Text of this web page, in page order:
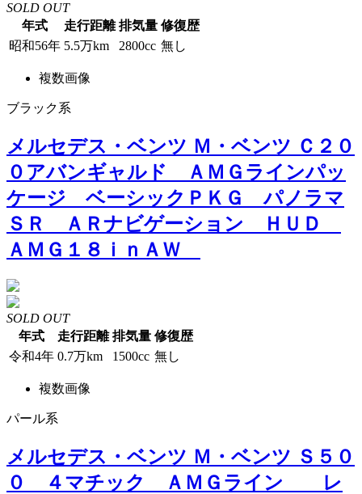
SOLD OUT
年式
走行距離 排気量 修復歴
昭和56年 5.5万km 2800cc 無し
複数画像
ブラック系
メルセデス・ベンツ Ｍ・ベンツ Ｃ２０
０アバンギャルド ＡＭＧラインパッ
ケージ ベーシックＰＫＧ パノラマ
ＳＲ ＡＲナビゲーション ＨＵＤ
ＡＭＧ１８ｉｎＡＷ
SOLD OUT
年式
走行距離 排気量 修復歴
令和4年 0.7万km 1500cc 無し
複数画像
パール系
メルセデス・ベンツ Ｍ・ベンツ Ｓ５０
０ ４マチック ＡＭＧライン レ